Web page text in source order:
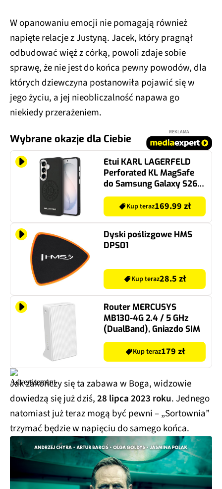
W opanowaniu emocji nie pomagają również
napięte relacje z Justyną. Jacek, który pragnął
odbudować więź z córką, powoli zdaje sobie
sprawę, że nie jest do końca pewny powodów, dla
których dziewczyna postanowiła pojawić się w
jego życiu, a jej nieobliczalność napawa go
niekiedy przerażeniem.
Wybrane okazje dla Ciebie
REKLAMA
Etui KARL LAGERFELD
Perforated KL MagSafe
do Samsung Galaxy S26+
Czarny
Kup teraz169.99 zł
Dyski poślizgowe HMS
DPS01
Kup teraz28.5 zł
Router MERCUSYS
MB130-4G 2.4 / 5 GHz
(DualBand), Gniazdo SIM
Kup teraz179 zł
Jak zakończy się ta zabawa w Boga, widzowie
dowiedzą się już dziś,28 lipca 2023 roku. Jednego
natomiast już teraz mogą być pewni – „Sortownia”
trzymać będzie w napięciu do samego końca.